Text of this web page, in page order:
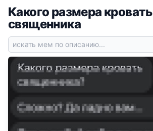
Какого размера кровать
священника